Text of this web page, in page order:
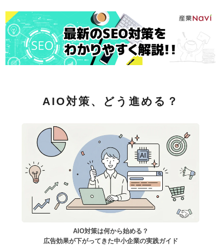
AIO対策、どう進める？
AIO対策は何から始める？
広告効果が下がってきた中小企業の実践ガイド